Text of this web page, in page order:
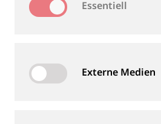
Goldschmidt
Essentiell
Externe Medien